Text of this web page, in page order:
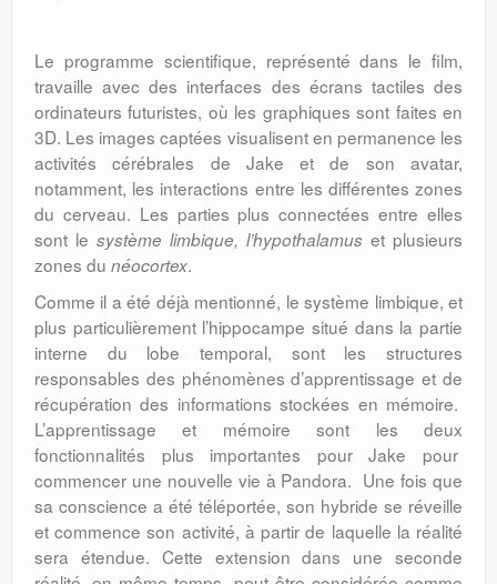
Le programme scientifique, représenté dans le film,
travaille avec des interfaces des écrans tactiles des
ordinateurs futuristes, où les graphiques sont faites en
3D. Les images captées visualisent en permanence les
activités cérébrales de Jake et de son avatar,
notamment, les interactions entre les différentes zones
du cerveau. Les parties plus connectées entre elles
sont le système limbique, l’hypothalamus et plusieurs
zones du néocortex.
Comme il a été déjà mentionné, le système limbique, et
plus particulièrement l’hippocampe situé dans la partie
interne du lobe temporal, sont les structures
responsables des phénomènes d’apprentissage et de
récupération des informations stockées en mémoire.
L’apprentissage et mémoire sont les deux
fonctionnalités plus importantes pour Jake pour
commencer une nouvelle vie à Pandora. Une fois que
sa conscience a été téléportée, son hybride se réveille
et commence son activité, à partir de laquelle la réalité
sera étendue. Cette extension dans une seconde